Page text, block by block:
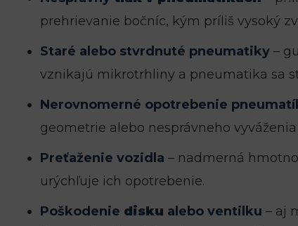
prehrievanie bočníc, kým príliš vysoký
Staré alebo stvrdnuté pneumatiky–
vznikajú mikrotrhliny a pneumatika sa
Nerovnomerné opotrebenie
geometrie alebo nesprávneho vyváženia
Preťaženie vozidla – nadmerná
urýchľuje ich opotrebenie.
Poškodenie disku alebo ventilku – aj